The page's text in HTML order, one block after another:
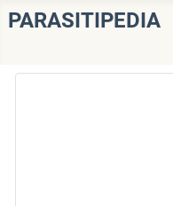
PARASITIPEDIA